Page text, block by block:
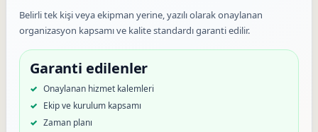
Belirli tek kişi veya ekipman yerine, yazılı olarak onaylanan
organizasyon kapsamı ve kalite standardı garanti edilir.
Garanti edilenler
Onaylanan hizmet kalemleri
Ekip ve kurulum kapsamı
Zaman planı